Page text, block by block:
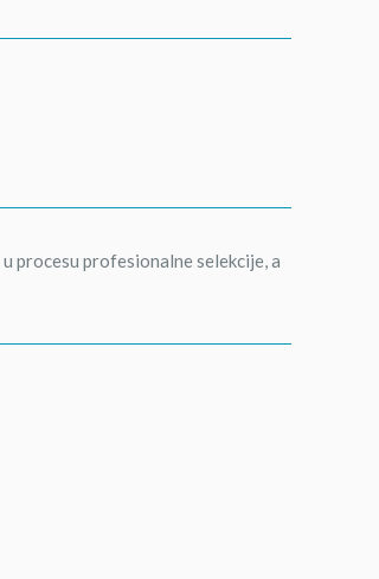
procesu profesionalne selekcije, a